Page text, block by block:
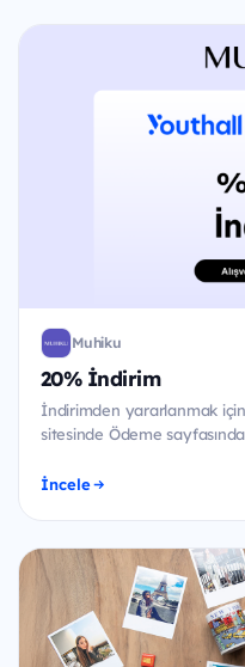
Muhiku
20% İndirim
İndirimden yararlanmak
sitesinde Ödeme
İncele